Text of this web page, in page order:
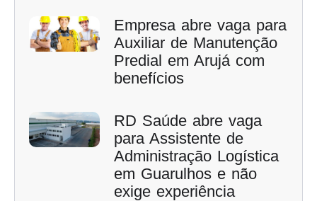
Empresa abre vaga para
Auxiliar de Manutenção
Predial em Arujá com
benefícios
RD Saúde abre vaga
para Assistente de
Administração Logística
em Guarulhos e não
exige experiência